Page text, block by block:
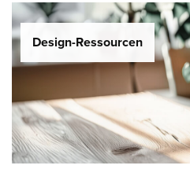
Design-Ressourcen